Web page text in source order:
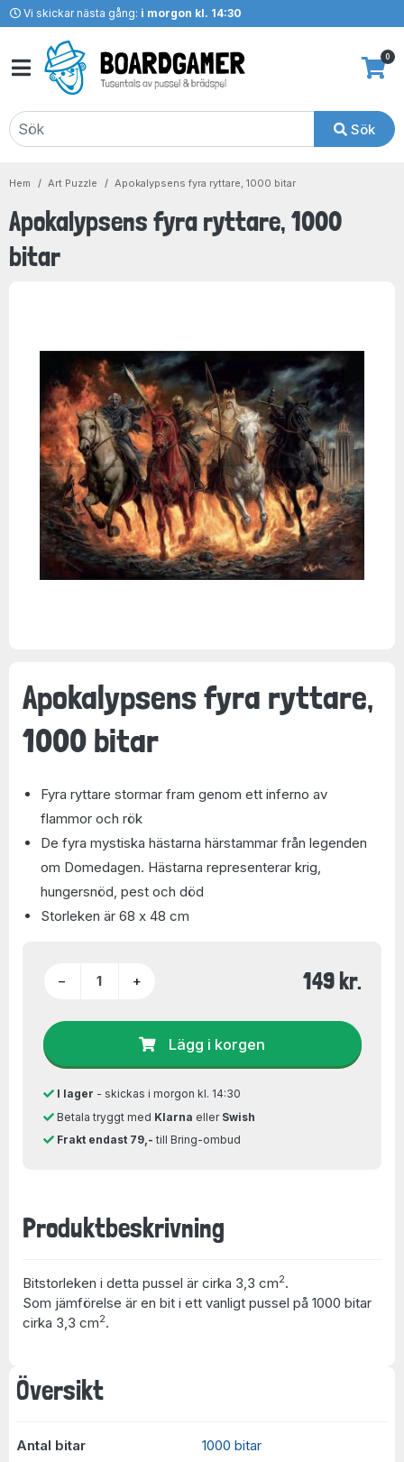
Vi skickar nästa gång: i morgon kl. 14:30
Sök
0
Hem Art Puzzle Apokalypsens fyra ryttare, 1000 bitar
Apokalypsens fyra ryttare, 1000
bitar
Översikt
Antal bitar
1000 bitar
Apokalypsens fyra ryttare,
1000 bitar
Fyra ryttare stormar fram genom ett inferno av
flammor och rök
De fyra mystiska hästarna härstammar från legenden
om Domedagen. Hästarna representerar krig,
hungersnöd, pest och död
Storleken är 68 x 48 cm
− + 149 kr.
Lägg i korgen
I lager - skickas i morgon kl. 14:30
Betala tryggt med Klarna eller Swish
Frakt endast 79,- till Bring-ombud
Produktbeskrivning
Bitstorleken i detta pussel är cirka 3,3 cm2.
Som jämförelse är en bit i ett vanligt pussel på 1000 bitar
cirka 3,3 cm2.